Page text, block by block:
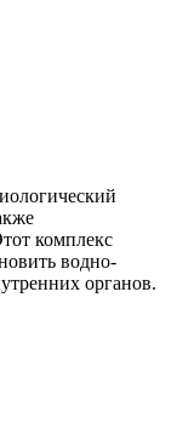
комплекс
водно-
органов.